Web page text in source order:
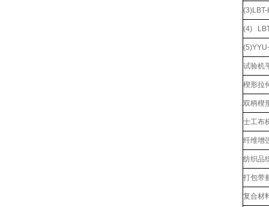
(4)
试验机
楔形拉
双柄楔
士工布
纤维增
纺织品
打包带
复合材